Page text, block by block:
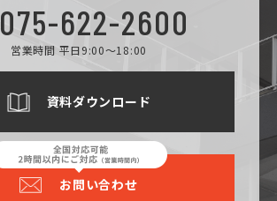
075-622-2600
営業時間 平日9:00～18:00
資料ダウンロード
お問い合わせ